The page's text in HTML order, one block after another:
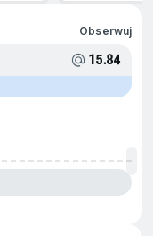
Obserwuj
15.84